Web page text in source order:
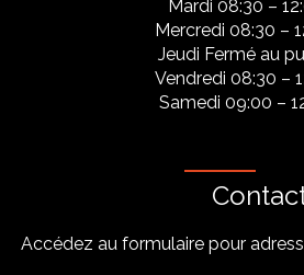
Mardi 08:30 –
Mercredi 08:30 –
Jeudi Fermé au
Vendredi 08:30 –
Samedi 09:00 –
Accédez au formulaire pour